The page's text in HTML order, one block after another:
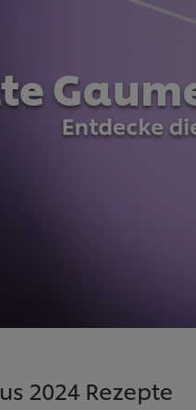
Entdecke
2024 Rezepte